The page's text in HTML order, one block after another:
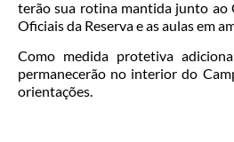
terão sua rotina mantida junto ao
Oficiais da Reserva e as aulas em
Como medida protetiva
permanecerão no interior do
orientações.